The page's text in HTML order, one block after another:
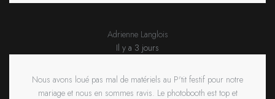
Adrienne Langlois
Il y a 3 jours
Nous avons loué pas mal de matériels au P'tit festif pour notre
mariage et nous en sommes ravis. Le photobooth est top et